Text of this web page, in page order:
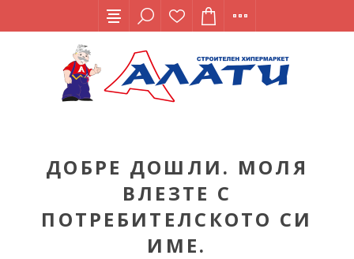
ДОБРЕ ДОШЛИ. МОЛЯ
ВЛЕЗТЕ С
ПОТРЕБИТЕЛСКОТО СИ
ИМЕ.